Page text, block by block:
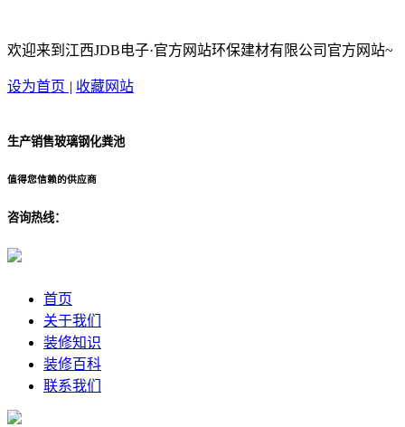
欢迎来到江西JDB电子·官方网站环保建材有限公司官方网站~
设为首页 | 收藏网站
生产销售玻璃钢化粪池
值得您信赖的供应商
咨询热线：
首页
关于我们
装修知识
装修百科
联系我们